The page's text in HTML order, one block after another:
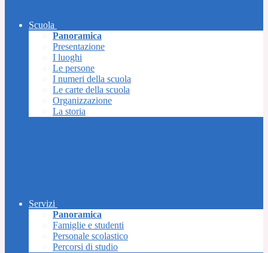
Scuola
Panoramica
Presentazione
I luoghi
Le persone
I numeri della scuola
Le carte della scuola
Organizzazione
La storia
Servizi
Panoramica
Famiglie e studenti
Personale scolastico
Percorsi di studio